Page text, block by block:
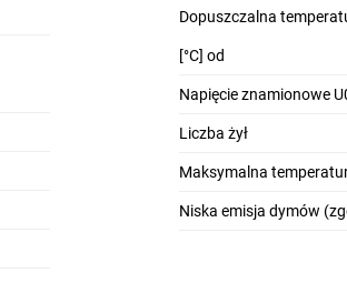
Dopuszczalna
[°C] od
Napięcie znamionowe
Liczba żył
Maksymalna
Niska emisja dymów